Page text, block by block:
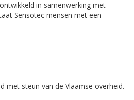
in samenwerking met
Sensotec mensen met een
met steun van de Vlaamse overheid.